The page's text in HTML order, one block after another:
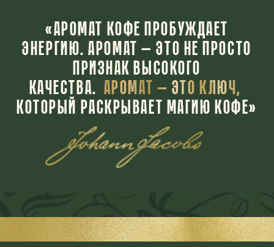
«АРОМАТ КОФЕ ПРОБУЖДАЕТ
ЭНЕРГИЮ. АРОМАТ — ЭТО НЕ ПРОСТО
ПРИЗНАК ВЫСОКОГО
КАЧЕСТВА. АРОМАТ — ЭТО КЛЮЧ,
КОТОРЫЙ РАСКРЫВАЕТ МАГИЮ КОФЕ»